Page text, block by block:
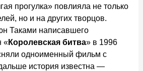
прогулка» повлияла не только
но и на других творцов.
Таками написавшего
«Королевская битва» в 1996
одноименный фильм с
история известна —